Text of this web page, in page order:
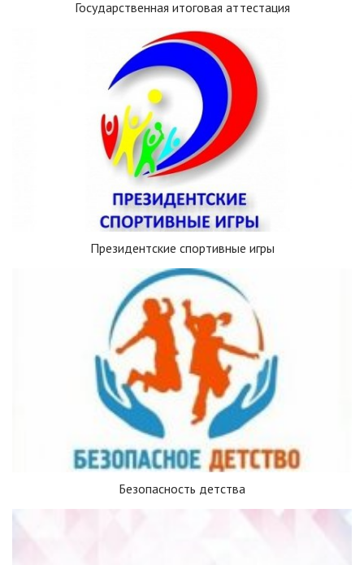
Государственная итоговая аттестация
Президентские спортивные игры
Безопасность детства